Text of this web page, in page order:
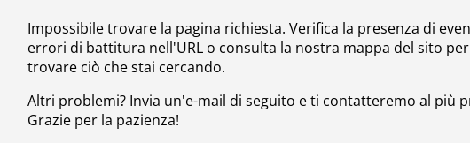
Impossibile trovare la pagina richiesta. Verifica la presenza di
errori di battitura nell'URL o consulta la nostra mappa del sito per
trovare ciò che stai cercando.
Altri problemi? Invia un'e-mail di seguito e ti contatteremo al più
Grazie per la pazienza!